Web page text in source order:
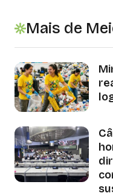
Mais de